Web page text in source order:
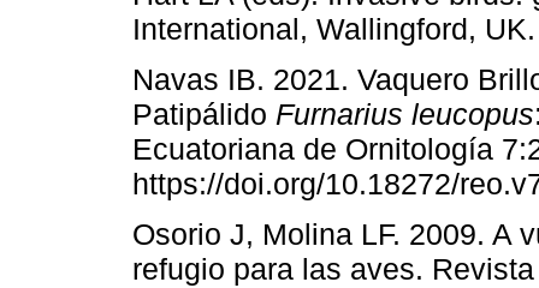
International, Wallingford,
Navas IB. 2021. Vaquero
Patipálido Furnarius leucopus
Ecuatoriana de Ornitología
https://doi.org/10.18272/
Osorio J, Molina LF. 2009. A
refugio para las aves.